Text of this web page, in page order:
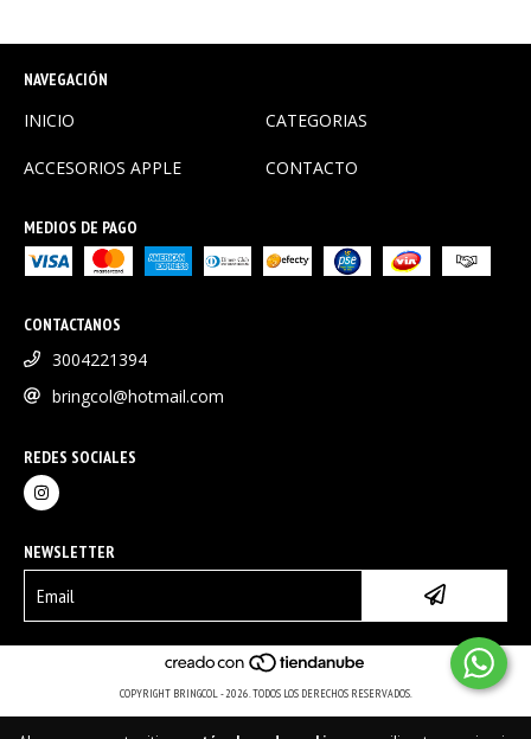
NAVEGACIÓN
INICIO CATEGORIAS
ACCESORIOS APPLE CONTACTO
MEDIOS DE PAGO
CONTACTANOS
3004221394
bringcol@hotmail.com
REDES SOCIALES
NEWSLETTER
COPYRIGHT BRINGCOL - 2026. TODOS LOS DERECHOS RESERVADOS.